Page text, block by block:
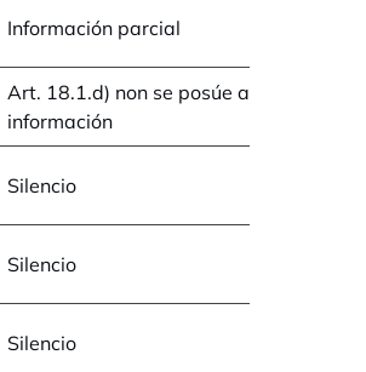
Información parcial
Art. 18.1.d) non se posúe a
información
Silencio
Silencio
Silencio